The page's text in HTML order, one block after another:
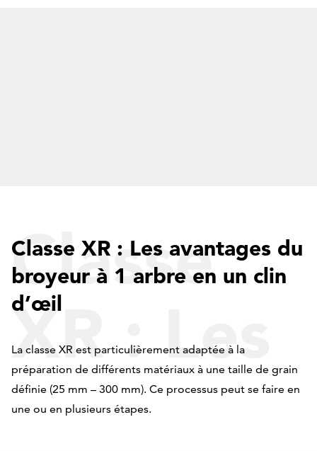
Classe
XR : Les
Classe XR : Les avantages du
broyeur à 1 arbre en un clin
d’œil
La classe XR est particulièrement adaptée à la
préparation de différents matériaux à une taille de grain
définie (25 mm – 300 mm). Ce processus peut se faire en
une ou en plusieurs étapes.